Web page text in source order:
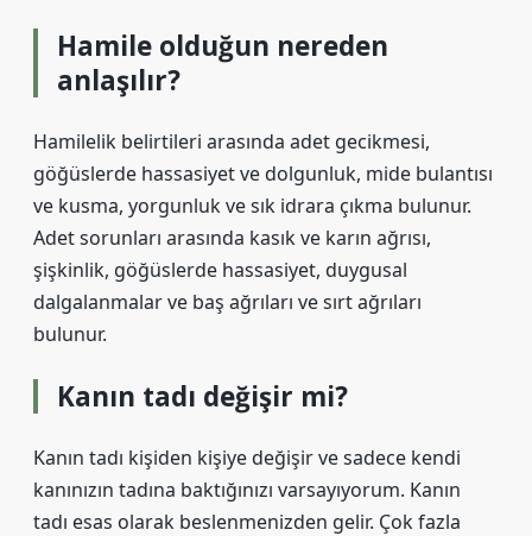
Hamile olduğun nereden
anlaşılır?
Hamilelik belirtileri arasında adet gecikmesi,
göğüslerde hassasiyet ve dolgunluk, mide bulantısı
ve kusma, yorgunluk ve sık idrara çıkma bulunur.
Adet sorunları arasında kasık ve karın ağrısı,
şişkinlik, göğüslerde hassasiyet, duygusal
dalgalanmalar ve baş ağrıları ve sırt ağrıları
bulunur.
Kanın tadı değişir mi?
Kanın tadı kişiden kişiye değişir ve sadece kendi
kanınızın tadına baktığınızı varsayıyorum. Kanın
tadı esas olarak beslenmenizden gelir. Çok fazla